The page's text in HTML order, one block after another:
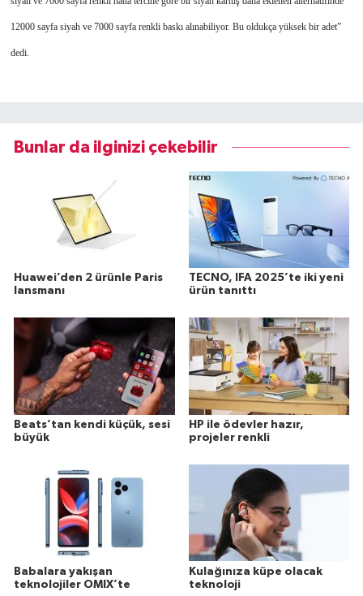
12000 sayfa siyah ve 7000 sayfa renkli baskı alınabiliyor. Bu oldukça yüksek bir adet”
dedi.
Bunlar da ilginizi çekebilir
Huawei’den 2 ürünle Paris
lansmanı
TECNO, IFA 2025’te iki yeni
ürün tanıttı
Beats’tan kendi küçük, sesi
büyük
HP ile ödevler hazır,
projeler renkli
Babalara yakışan
teknolojiler OMIX’te
Kulağınıza küpe olacak
teknoloji